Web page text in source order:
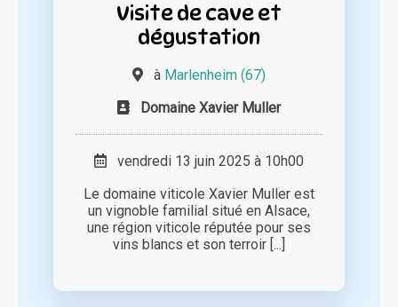
Visite de cave et
dégustation
à Marlenheim (67)
Domaine Xavier Muller
vendredi 13 juin 2025 à 10h00
Le domaine viticole Xavier Muller est
un vignoble familial situé en Alsace,
une région viticole réputée pour ses
vins blancs et son terroir [...]